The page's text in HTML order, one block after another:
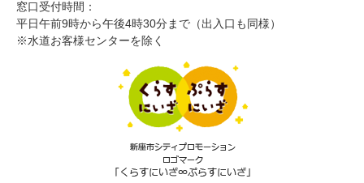
窓口受付時間：
平日午前9時から午後4時30分まで（出入口も同様）
※水道お客様センターを除く